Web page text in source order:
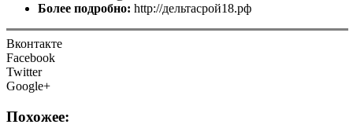
Более подробно: http://дельтасрой18.рф
Вконтакте
Facebook
Twitter
Google+
Похожее: